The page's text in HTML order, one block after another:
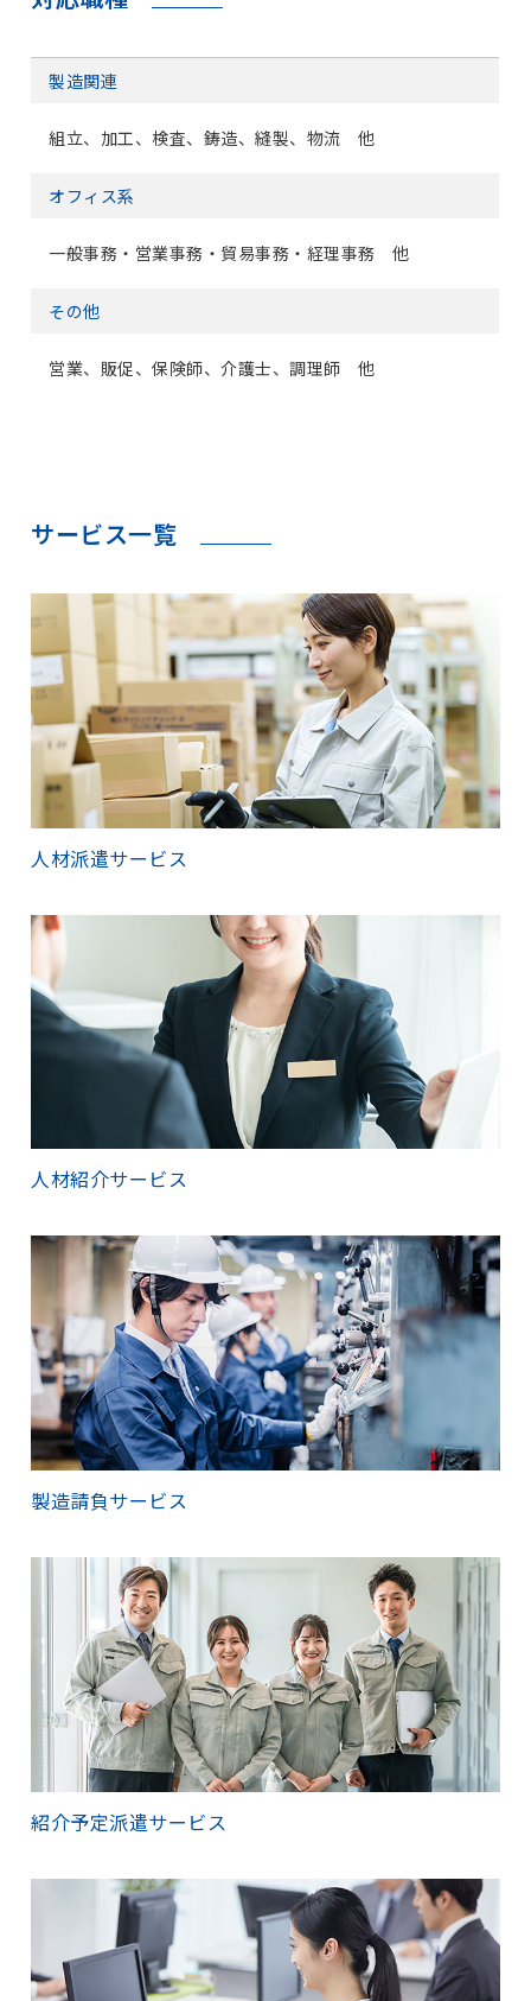
製造関連
組立、加工、検査、鋳造、縫製、物流 他
オフィス系
一般事務・営業事務・貿易事務・経理事務 他
その他
営業、販促、保険師、介護士、調理師 他
サービス一覧
人材派遣サービス
人材紹介サービス
製造請負サービス
紹介予定派遣サービス